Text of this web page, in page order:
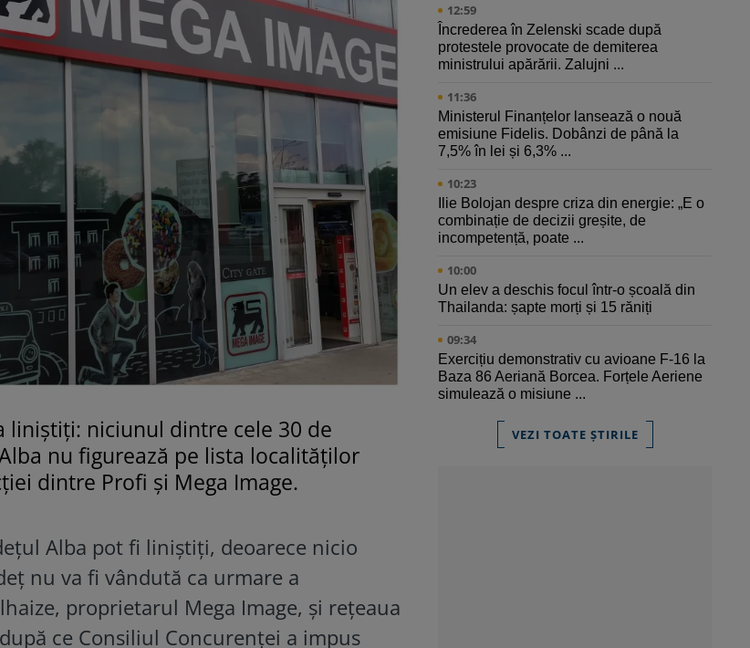
liniștiți: niciunul dintre cele 30 de
nu figurează pe lista localităților
dintre Profi și Mega Image.
Alba pot fi liniștiți, deoarece nicio
nu va fi vândută ca urmare a
proprietarul Mega Image, și rețeaua
ce Consiliul Concurenței a impus
12:59
Încrederea în Zelenski scade după
protestele provocate de demiterea
ministrului apărării. Zalujni ...
11:36
Ministerul Finanțelor lansează o nouă
emisiune Fidelis. Dobânzi de până la
7,5% în lei și 6,3% ...
10:23
Ilie Bolojan despre criza din energie: „E o
combinație de decizii greșite, de
incompetență, poate ...
10:00
Un elev a deschis focul într-o școală din
Thailanda: șapte morți și 15 răniți
09:34
Exercițiu demonstrativ cu avioane F-16 la
Baza 86 Aeriană Borcea. Forțele Aeriene
simulează o misiune ...
VEZI TOATE ȘTIRILE